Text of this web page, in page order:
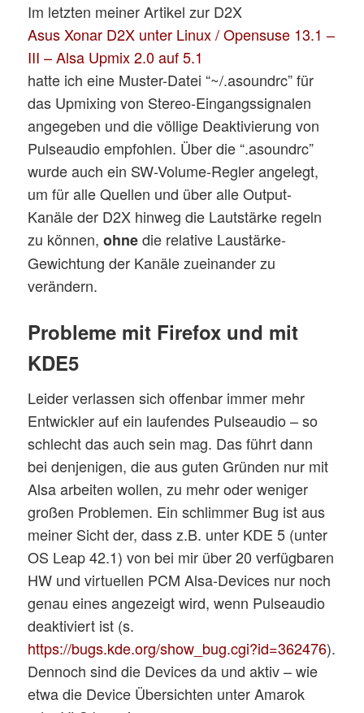
Im letzten meiner Artikel zur D2X
Asus Xonar D2X unter Linux / Opensuse 13.1 –
III – Alsa Upmix 2.0 auf 5.1
hatte ich eine Muster-Datei “~/.asoundrc” für
das Upmixing von Stereo-Eingangssignalen
angegeben und die völlige Deaktivierung von
Pulseaudio empfohlen. Über die “.asoundrc”
wurde auch ein SW-Volume-Regler angelegt,
um für alle Quellen und über alle Output-
Kanäle der D2X hinweg die Lautstärke regeln
zu können,ohnedie relative Laustärke-
Gewichtung der Kanäle zueinander zu
verändern.
Probleme mit Firefox und mit
KDE5
Leider verlassen sich offenbar immer mehr
Entwickler auf ein laufendes Pulseaudio – so
schlecht das auch sein mag. Das führt dann
bei denjenigen, die aus guten Gründen nur mit
Alsa arbeiten wollen, zu mehr oder weniger
großen Problemen. Ein schlimmer Bug ist aus
meiner Sicht der, dass z.B. unter KDE 5 (unter
OS Leap 42.1) von bei mir über 20 verfügbaren
HW und virtuellen PCM Alsa-Devices nur noch
genau eines angezeigt wird, wenn Pulseaudio
deaktiviert ist (s.
https://bugs.kde.org/show_bug.cgi?id=362476).
Dennoch sind die Devices da und aktiv – wie
etwa die Device Übersichten unter Amarok